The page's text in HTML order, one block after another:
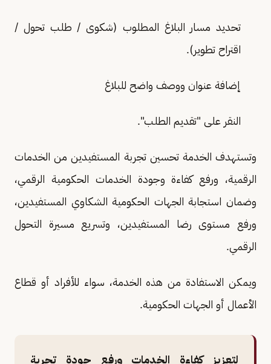
تحديد مسار البلاغ المطلوب (شكوى / طلب تحول /
اقتراح تطوير).
إضافة عنوان ووصف واضح للبلاغ
النقر على "تقديم الطلب".
وتستهدف الخدمة تحسين تجربة المستفيدين من الخدمات
الرقمية، ورفع كفاءة وجودة الخدمات الحكومية الرقمي،
وضمان استجابة الجهات الحكومية الشكاوي المستفيدين،
ورفع مستوى رضا المستفيدين، وتسريع مسيرة التحول
الرقمي.
ويمكن الاستفادة من هذه الخدمة، سواء للأفراد أو قطاع
الأعمال أو الجهات الحكومية.
لتعزيز كفاءة الخدمات ورفع جودة تجربة